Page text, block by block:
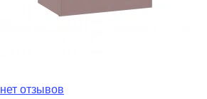
нет отзывов